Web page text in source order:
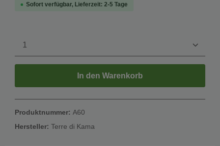
Sofort verfügbar, Lieferzeit: 2-5 Tage
In den Warenkorb
Produktnummer: A60
Hersteller: Terre di Kama